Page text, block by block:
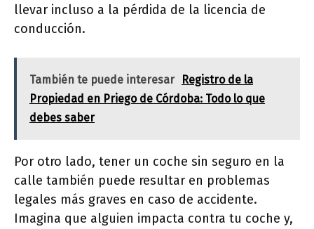
llevar incluso a la pérdida de la licencia de
conducción.
También te puede interesar
Registro de la
Propiedad en Priego de Córdoba: Todo lo que
debes saber
Por otro lado, tener un coche sin seguro en la
calle también puede resultar en problemas
legales más graves en caso de accidente.
Imagina que alguien impacta contra tu coche y,